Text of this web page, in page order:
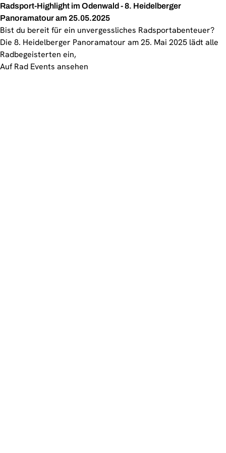
Radsport-Highlight im Odenwald - 8. Heidelberger
Panoramatour am 25.05.2025
Bist du bereit für ein unvergessliches Radsportabenteuer?
Die 8. Heidelberger Panoramatour am 25. Mai 2025 lädt alle
Radbegeisterten ein,
Auf Rad Events ansehen